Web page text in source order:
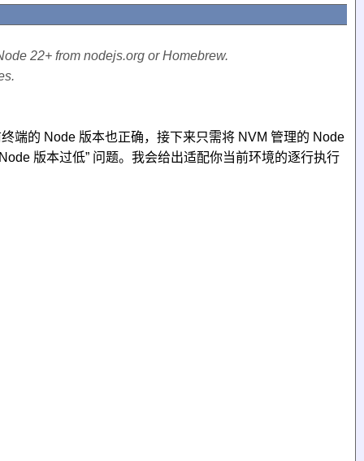
22+ from nodejs.org or Homebrew.
端的 Node 版本也正确，接下来只需将 NVM 管理的 Node
版本过低” 问题。我会给出适配你当前环境的逐行执行